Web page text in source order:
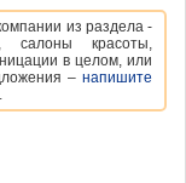
из раздела -
салоны красоты,
в целом, или
– напишите